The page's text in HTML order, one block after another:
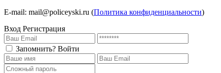
E-mail: mail@policeyski.ru (Политика конфиденциальности)
Вход Регистрация
Запомнить? Войти